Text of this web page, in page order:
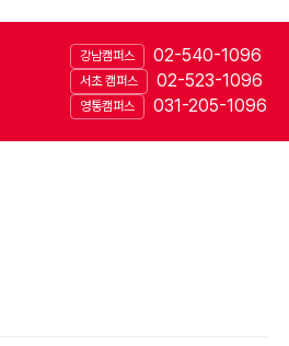
강남캠퍼스 02-540-1096
서초 캠퍼스 02-523-1096
영통캠퍼스 031-205-1096